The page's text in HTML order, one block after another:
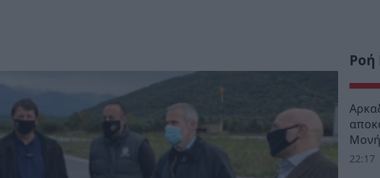
Ροή
22:17